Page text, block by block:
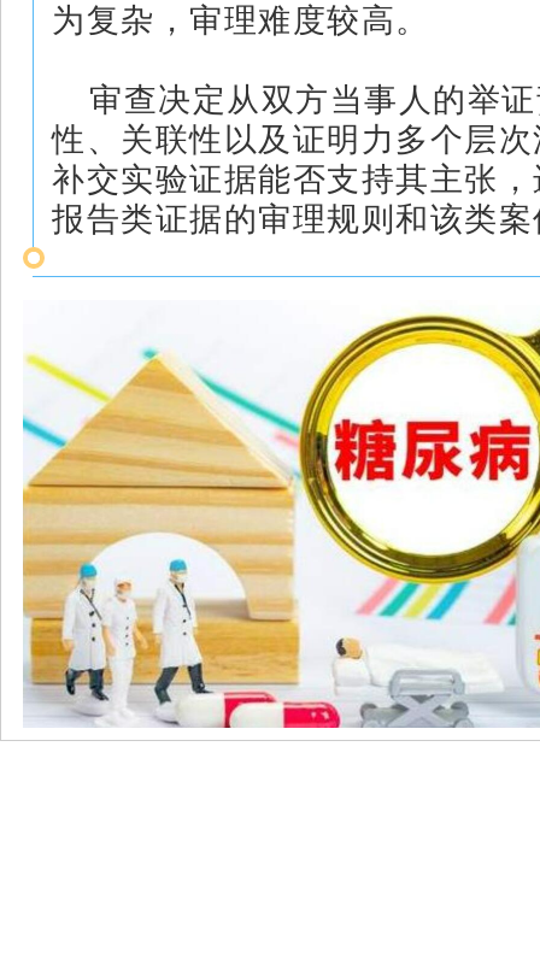
为复杂，审理难度较高。
审查决定从双方当事人的举
性、关联性以及证明力多个层
补交实验证据能否支持其主张
报告类证据的审理规则和该类